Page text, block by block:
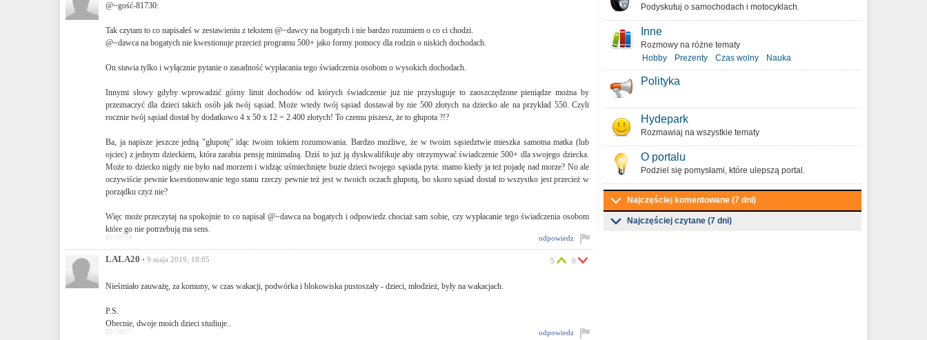
@~gość-81730:
Tak czytam to co napisałeś w zestawieniu z tekstem @~dawcy na bogatych i nie bardzo rozumiem o co ci chodzi.
@~dawca na bogatych nie kwestionuje przecież programu 500+ jako formy pomocy dla rodzin o niskich dochodach.
On stawia tylko i wyłącznie pytanie o zasadność wypłacania tego świadczenia osobom o wysokich dochodach.
Innymi słowy gdyby wprowadzić górny limit dochodów od których świadczenie już nie przysługuje to zaoszczędzone pieniądze można by
przeznaczyć dla dzieci takich osób jak twój sąsiad. Może wtedy twój sąsiad dostawał by nie 500 złotych na dziecko ale na przykład 550. Czyli
rocznie twój sąsiad dostał by dodatkowo 4 x 50 x 12 = 2.400 złotych! To czemu piszesz, że to głupota ?!?
Ba, ja napisze jeszcze jedną "głupotę" idąc twoim tokiem rozumowania. Bardzo możliwe, że w twoim sąsiedztwie mieszka samotna matka (lub
ojciec) z jednym dzieckiem, która zarabia pensję minimalną. Dziś to już ją dyskwalifikuje aby otrzymywać świadczenie 500+ dla swojego dziecka.
Może to dziecko nigdy nie było nad morzem i widząc uśmiechnięte buzie dzieci twojego sąsiada pyta: mamo kiedy ja też pojadę nad morze? No ale
oczywiście pewnie kwestionowanie tego stanu rzeczy pewnie też jest w twoich oczach głupotą, bo skoro sąsiad dostał to wszystko jest przecież w
porządku czyż nie?
Więc może przeczytaj na spokojnie to co napisał @~dawca na bogatych i odpowiedz chociaż sam sobie, czy wypłacanie tego świadczenia osobom
które go nie potrzebują ma sens.
odpowiedz
ID:78974
LALA20 • 9 maja 2019, 18:05
Nieśmiało zauważę, za komuny, w czas wakacji, podwórka i blokowiska pustoszały - dzieci, młodzież, były na wakacjach.
P.S.
Obecnie, dwoje moich dzieci studiuje..
5 0
odpowiedz
ID:78977
Podyskutuj o samochodach i motocyklach.
Inne
Rozmowy na różne tematy
Hobby
Prezenty Czas wolny Nauka
Polityka
Hydepark
Rozmawiaj na wszystkie tematy
O portalu
Podziel się pomysłami, które ulepszą portal.
Najczęściej komentowane (7 dni)
Najczęściej czytane (7 dni)